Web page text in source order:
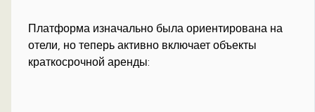
Платформа изначально была ориентирована на
отели, но теперь активно включает объекты
краткосрочной аренды: